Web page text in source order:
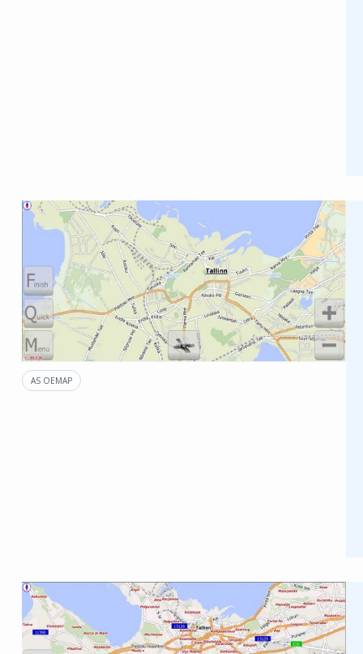
AS OEMAP